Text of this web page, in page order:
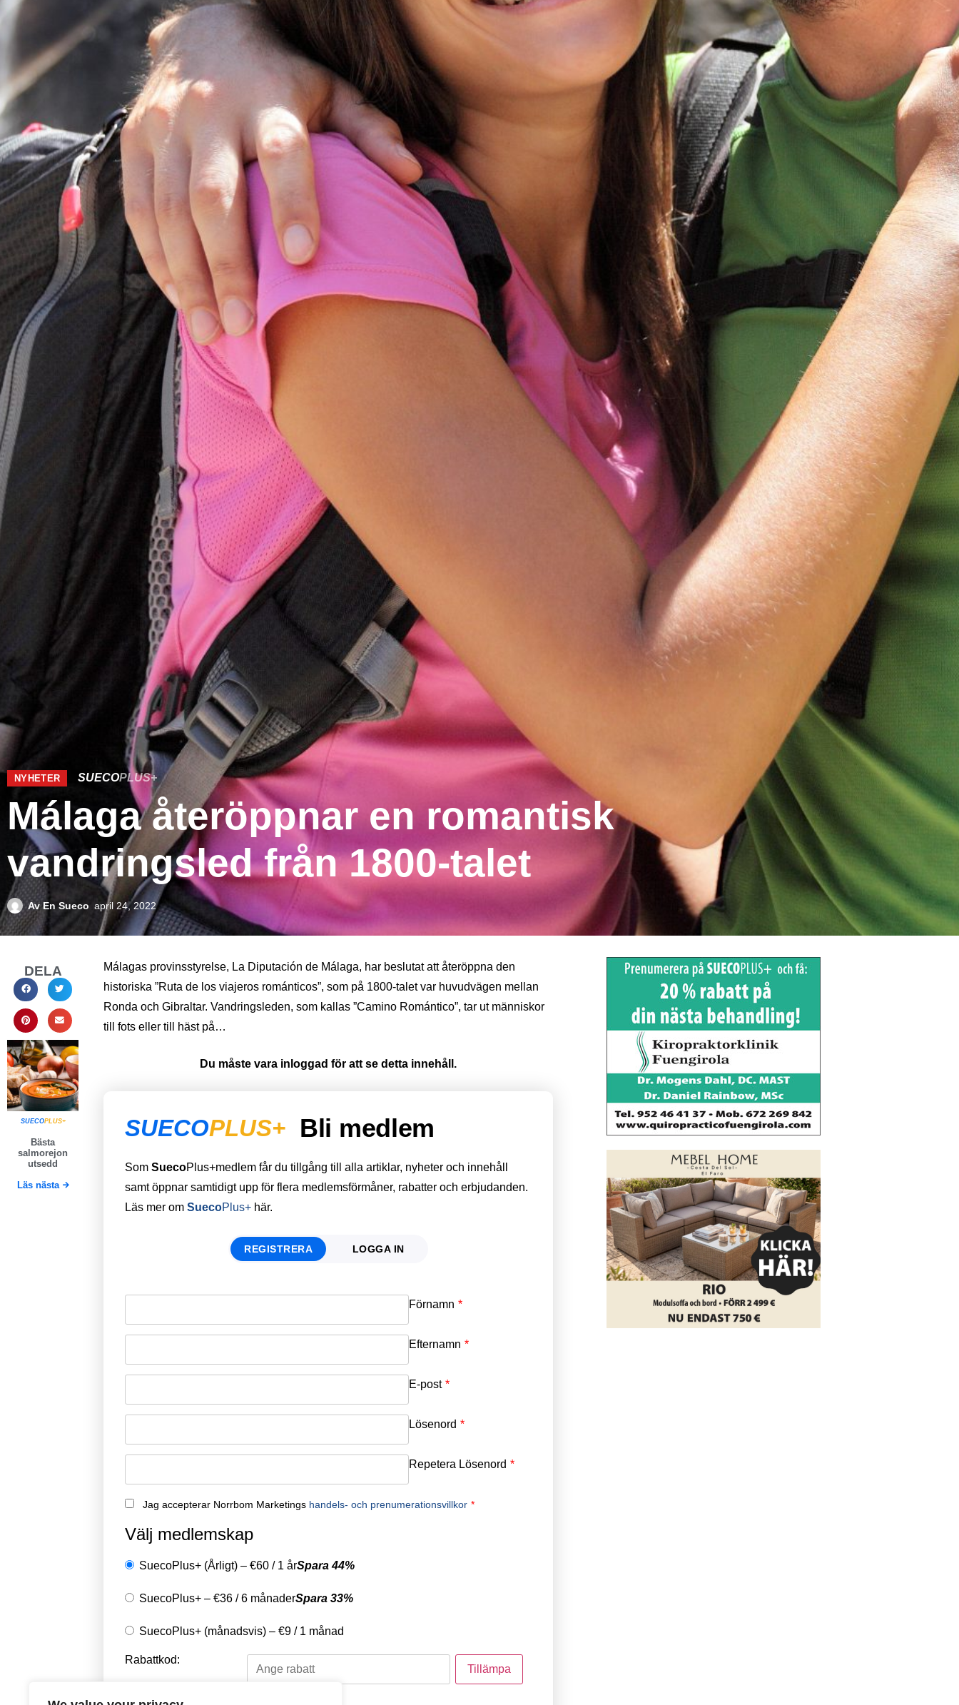
NYHETER SUECOPLUS+
Málaga återöppnar en romantisk
vandringsled från 1800-talet
AvEn Sueco april 24, 2022
DELA
SUECOPLUS+
Bästa
salmorejon
utsedd
Läs nästa
Málagas provinsstyrelse, La Diputación de Málaga, har beslutat att återöppna den
historiska ”Ruta de los viajeros románticos”, som på 1800-talet var huvudvägen mellan
Ronda och Gibraltar. Vandringsleden, som kallas ”Camino Romántico”, tar ut människor
till fots eller till häst på…
Du måste vara inloggad för att se detta innehåll.
SUECOPLUS+ Bli medlem
Som SuecoPlus+medlem får du tillgång till alla artiklar, nyheter och innehåll
samt öppnar samtidigt upp för flera medlemsförmåner, rabatter och erbjudanden.
Läs mer om SuecoPlus+ här.
REGISTRERA LOGGA IN
Förnamn *
Efternamn *
E-post *
Lösenord *
Repetera Lösenord *
Jag accepterar Norrbom Marketings handels- och prenumerationsvillkor *
Välj medlemskap
SuecoPlus+ (Årligt) – €60 / 1 årSpara 44%
SuecoPlus+ – €36 /6 månaderSpara 33%
SuecoPlus+ (månadsvis) – €9 / 1 månad
Rabattkod:
Email
Password